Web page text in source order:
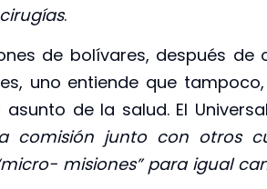
.
de bolívares, después
uno entiende que
de la salud. El
comisión junto con otros
misiones” para igual